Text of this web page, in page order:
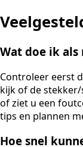
Wat doe ik
Controleer eerst
kijk of de
of ziet u een
tips en plannen
Hoe snel